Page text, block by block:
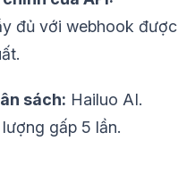
đủ với webhook được
sách: Hailuo AI.
gấp 5 lần.